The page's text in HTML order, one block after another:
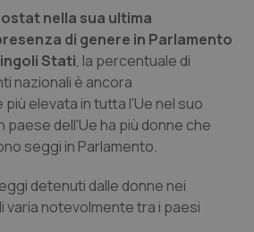
nella sua ultima
di genere in Parlamento
Stati, la percentuale di
nazionali è ancora
elevata in tutta l'Ue nel suo
paese dell'Ue ha più donne che
seggi in Parlamento.
detenuti dalle donne nei
varia notevolmente tra i paesi